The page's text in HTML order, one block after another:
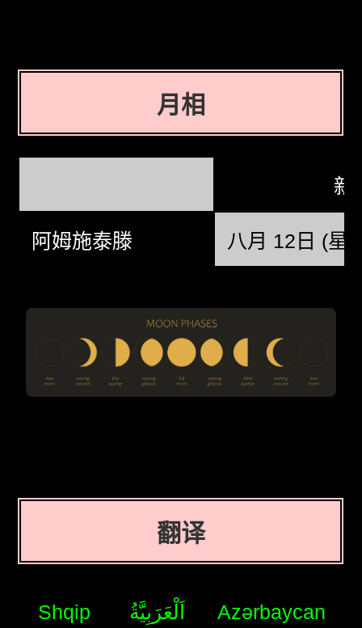
月相
新
阿姆施泰滕 八月 12日 (星
翻译
Shqip اَلْعَرَبِيَّةُ Azərbaycan